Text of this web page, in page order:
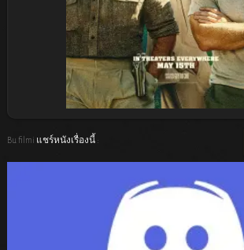
Bu filmi แชร์หนังเรื่องนี้ :